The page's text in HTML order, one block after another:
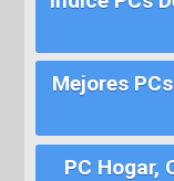
Mejores
PC Hogar,